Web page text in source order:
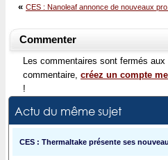
« CES : Nanoleaf annonce de nouveaux
Commenter
Les commentaires sont fermés
commentaire, créez un compte
!
Actu du même sujet
CES : Thermaltake présente ses